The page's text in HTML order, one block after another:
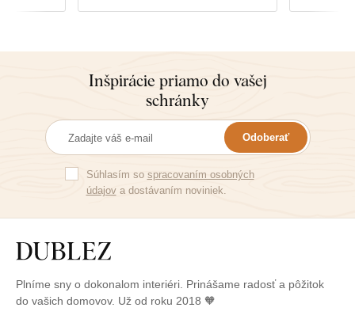
Inšpirácie priamo do vašej
schránky
Odoberať
Súhlasím so spracovaním osobných
údajova dostávaním noviniek.
Plníme sny o dokonalom interiéri. Prinášame radosť a pôžitok
do vašich domovov. Už od roku 2018 🧡